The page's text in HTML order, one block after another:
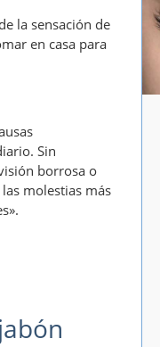
la sensación de
en casa para
Sin
borrosa o
molestias más